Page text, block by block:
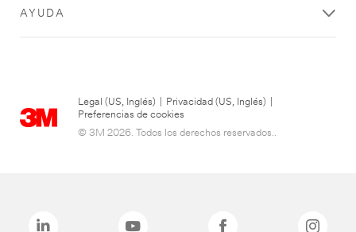
AYUDA
Legal (US, Inglés) Privacidad (US, Inglés)
Preferencias de cookies
© 3M 2026. Todos los derechos reservados..